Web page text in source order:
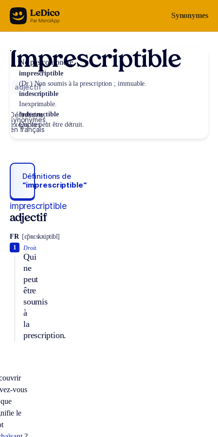
Aller au contenu Synonymes
Imprescriptible
adjectif
Définitions,
synonymes,
exemples
en français
Définitions de
“imprescriptible“
imprescriptible
adjectif
FR [ɛ̃pʀɛskʀiptibl]
Droit.
Qui
ne
peut
être
soumis
à
la
prescription.
1
vous
le
Ne pas confondre
imprescriptible
(Dr.) Non soumis à la prescription ; immuable.
indescriptible
Inexprimable.
indestructible
Qui ne peut être détruit.